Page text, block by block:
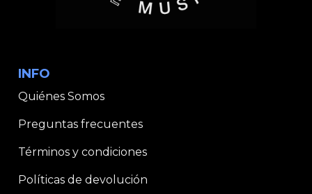
INFO
Quiénes Somos
Preguntas frecuentes
Términos y condiciones
Políticas de devolución